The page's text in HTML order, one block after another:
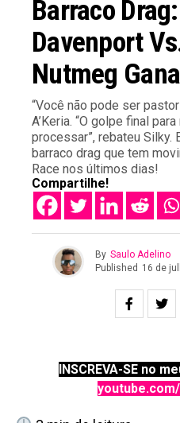
Barraco
Davenport
Nutmeg
“Você não pode ser
A’Keria. “O golpe final
processar”, rebateu Silky.
barraco drag que tem
Race nos últimos dias!
Compartilhe!
By Saulo Adelino
Published 16 de
INSCREVA-SE no